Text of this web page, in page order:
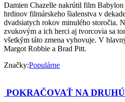
Damien Chazelle nakrútil film Babylon
hrdinov filmárskeho šialenstva v
dvadsiatych rokov minulého storočia.
zvukovým a ich herci aj tvorcovia sa
všetkým táto zmena vyhovuje. V
Margot Robbie a Brad Pitt.
Značky:Populárne
POKRAČOVAŤ NA